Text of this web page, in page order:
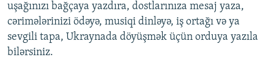
uşağınızı bağçaya yazdıra, dostlarınıza mesaj yaza,
cərimələrinizi ödəyə, musiqi dinləyə, iş ortağı və ya
sevgili tapa, Ukraynada döyüşmək üçün orduya yazıla
bilərsiniz.